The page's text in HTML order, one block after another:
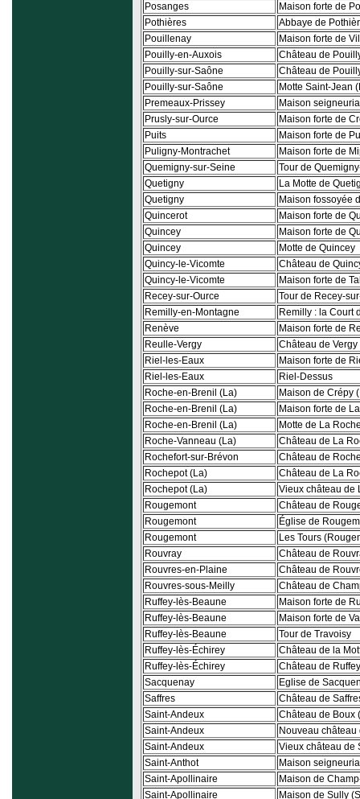
Posanges
Maison forte de
Pothières
Abbaye de
Pouillenay
Maison forte de
Pouilly-en-Auxois
Château de
Pouilly-sur-Saône
Château de
Pouilly-sur-Saône
Motte Saint-Jean
Premeaux-Prissey
Maison
Prusly-sur-Ource
Maison forte de
Puits
Maison forte de
Puligny-Montrachet
Maison forte de
Quemigny-sur-Seine
Tour de
Quetigny
La Motte de
Quetigny
Maison fossoyée
Quincerot
Maison forte de
Quincey
Maison forte de
Quincey
Motte de Quincey
Quincy-le-Vicomte
Château de
Quincy-le-Vicomte
Maison forte de
Recey-sur-Ource
Tour de Recey-
Remilly-en-Montagne
Remilly : la Court
Renève
Maison forte de
Reulle-Vergy
Château de Vergy
Riel-les-Eaux
Maison forte de
Riel-les-Eaux
Riel-Dessus
Roche-en-Brenil (La)
Maison de Crépy
Roche-en-Brenil (La)
Maison forte de
Roche-en-Brenil (La)
Motte de La
Roche-Vanneau (La)
Château de La
Rochefort-sur-Brévon
Château de
Rochepot (La)
Château de La
Rochepot (La)
Vieux château de
Rougemont
Château de
Rougemont
Église de
Rougemont
Les Tours
Rouvray
Château de
Rouvres-en-Plaine
Château de
Rouvres-sous-Meilly
Château de
Ruffey-lès-Beaune
Maison forte de
Ruffey-lès-Beaune
Maison forte de
Ruffey-lès-Beaune
Tour de Travoisy
Ruffey-lès-Échirey
Château de la
Ruffey-lès-Échirey
Château de Ruffey
Sacquenay
Eglise de
Saffres
Château de
Saint-Andeux
Château de Boux
Saint-Andeux
Nouveau
Saint-Andeux
Vieux château de
Saint-Anthot
Maison
Saint-Apollinaire
Maison de
Saint-Apollinaire
Maison de Sully